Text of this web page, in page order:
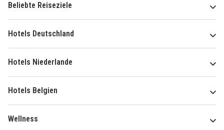
Beliebte Reiseziele
Hotels Deutschland
Hotels Niederlande
Hotels Belgien
Wellness